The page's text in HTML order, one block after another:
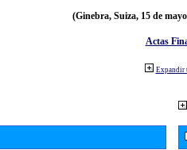
(Ginebra, Suiza, 15 de
Actas
Expandir